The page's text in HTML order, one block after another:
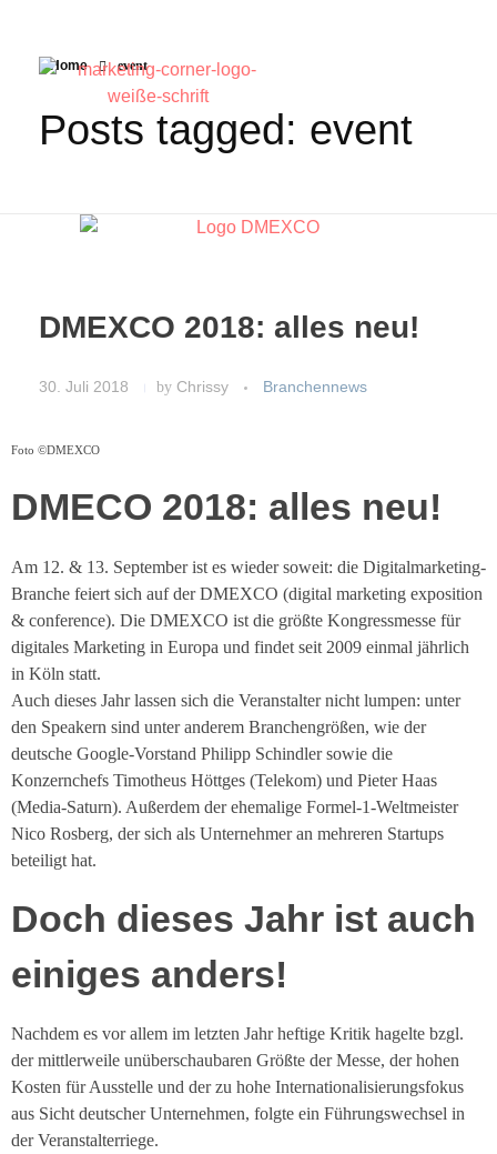
Home event
Posts tagged: event
DMEXCO 2018: alles neu!
30. Juli 2018 by Chrissy Branchennews
Foto ©DMEXCO
DMECO 2018: alles neu!
Am 12. & 13. September ist es wieder soweit: die Digitalmarketing-
Branche feiert sich auf der DMEXCO (digital marketing exposition
& conference). Die DMEXCO ist die größte Kongressmesse für
digitales Marketing in Europa und findet seit 2009 einmal jährlich
in Köln statt.
Auch dieses Jahr lassen sich die Veranstalter nicht lumpen: unter
den Speakern sind unter anderem Branchengrößen, wie der
deutsche Google-Vorstand Philipp Schindler sowie die
Konzernchefs Timotheus Höttges (Telekom) und Pieter Haas
(Media-Saturn). Außerdem der ehemalige Formel-1-Weltmeister
Nico Rosberg, der sich als Unternehmer an mehreren Startups
beteiligt hat.
Doch dieses Jahr ist auch
einiges anders!
Nachdem es vor allem im letzten Jahr heftige Kritik hagelte bzgl.
der mittlerweile unüberschaubaren Größte der Messe, der hohen
Kosten für Ausstelle und der zu hohe Internationalisierungsfokus
aus Sicht deutscher Unternehmen, folgte ein Führungswechsel in
der Veranstalterriege.